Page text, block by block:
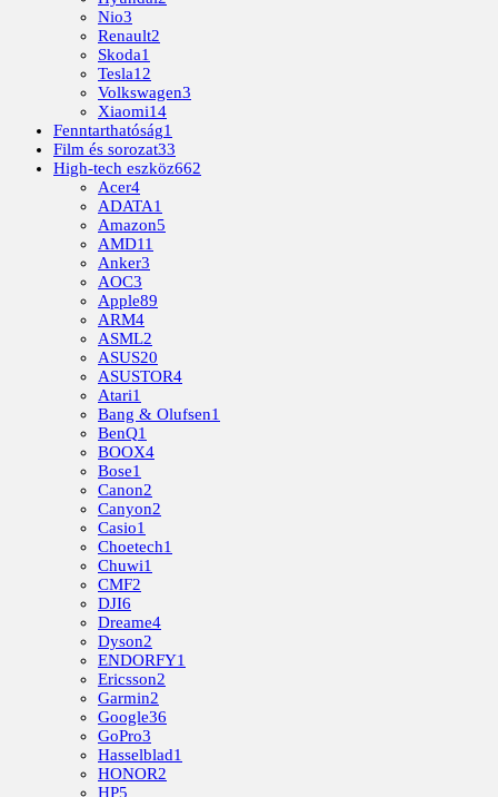
Nio3
Renault2
Skoda1
Tesla12
Volkswagen3
Xiaomi14
Fenntarthatóság1
Film és sorozat33
High-tech eszköz662
Acer4
ADATA1
Amazon5
AMD11
Anker3
AOC3
Apple89
ARM4
ASML2
ASUS20
ASUSTOR4
Atari1
Bang & Olufsen1
BenQ1
BOOX4
Bose1
Canon2
Canyon2
Casio1
Choetech1
Chuwi1
CMF2
DJI6
Dreame4
Dyson2
ENDORFY1
Ericsson2
Garmin2
Google36
GoPro3
Hasselblad1
HONOR2
HP5